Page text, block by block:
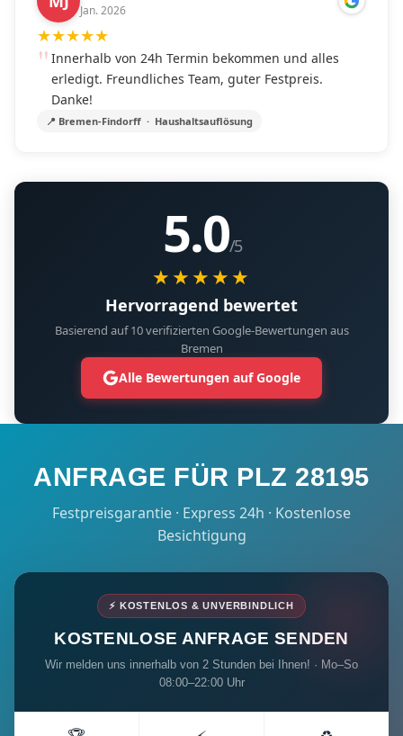
Jan. 2026
★★★★★
Innerhalb von 24h Termin bekommen und alles
erledigt. Freundliches Team, guter Festpreis.
Danke!
📍 Bremen-Findorff · Haushaltsauflösung
5.0/5
★★★★★
Hervorragend bewertet
Basierend auf 10 verifizierten Google-Bewertungen aus
Bremen
Alle Bewertungen auf Google
ANFRAGE FÜR PLZ 28195
Festpreisgarantie · Express 24h · Kostenlose
Besichtigung
⚡ KOSTENLOS & UNVERBINDLICH
KOSTENLOSE ANFRAGE SENDEN
Wir melden uns innerhalb von 2 Stunden bei Ihnen! · Mo–So
08:00–22:00 Uhr